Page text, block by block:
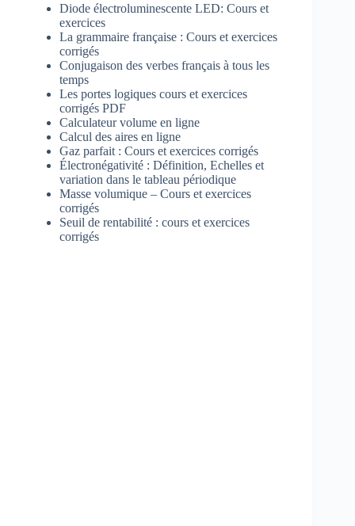
Diode électroluminescente LED: Cours et
exercices
La grammaire française : Cours et exercices
corrigés
Conjugaison des verbes français à tous les
temps
Les portes logiques cours et exercices
corrigés PDF
Calculateur volume en ligne
Calcul des aires en ligne
Gaz parfait : Cours et exercices corrigés
Électronégativité : Définition, Echelles et
variation dans le tableau périodique
Masse volumique – Cours et exercices
corrigés
Seuil de rentabilité : cours et exercices
corrigés